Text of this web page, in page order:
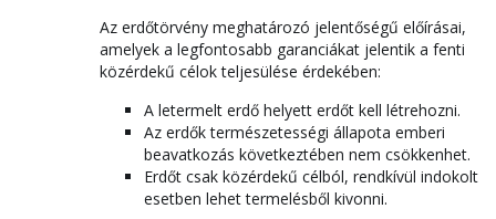
Az erdőtörvény meghatározó jelentőségű előírásai,
amelyek a legfontosabb garanciákat jelentik a fenti
közérdekű célok teljesülése érdekében:
A letermelt erdő helyett erdőt kell létrehozni.
Az erdők természetességi állapota emberi
beavatkozás következtében nem csökkenhet.
Erdőt csak közérdekű célból, rendkívül indokolt
esetben lehet termelésből kivonni.